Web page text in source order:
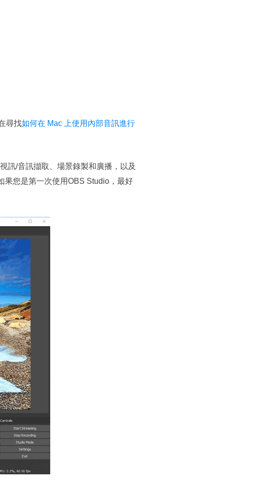
尋找如何在 Mac 上使用內部音訊進行
訊/音訊擷取、場景錄製和廣播，以及
果您是第一次使用OBS Studio，最好